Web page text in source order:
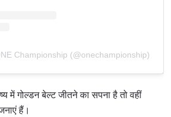
Championship (@onechampionship)
में गोल्डन बेल्ट जीतने का सपना है तो वहीं
हैं।